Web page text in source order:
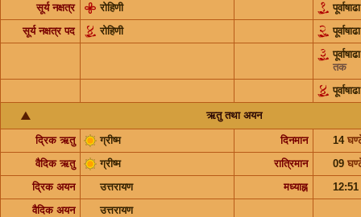
सूर्य नक्षत्र
रोहिणी
सूर्य नक्षत्र पद
रोहिणी
तक
पूर्वाषाढा
ऋतु तथा अयन
द्रिक ऋतु ग्रीष्म दिनमान 14
वैदिक ऋतु
ग्रीष्म रात्रिमान 09
द्रिक अयन
उत्तरायण मध्याह्न
12:51
वैदिक अयन
उत्तरायण